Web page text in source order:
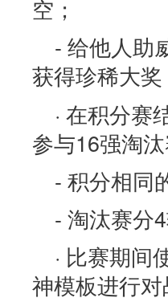
空；
- 给他人助
获得珍稀大
· 在积分赛
参与16强淘
- 积分相同
- 淘汰赛分
· 比赛期间
神模板进行对